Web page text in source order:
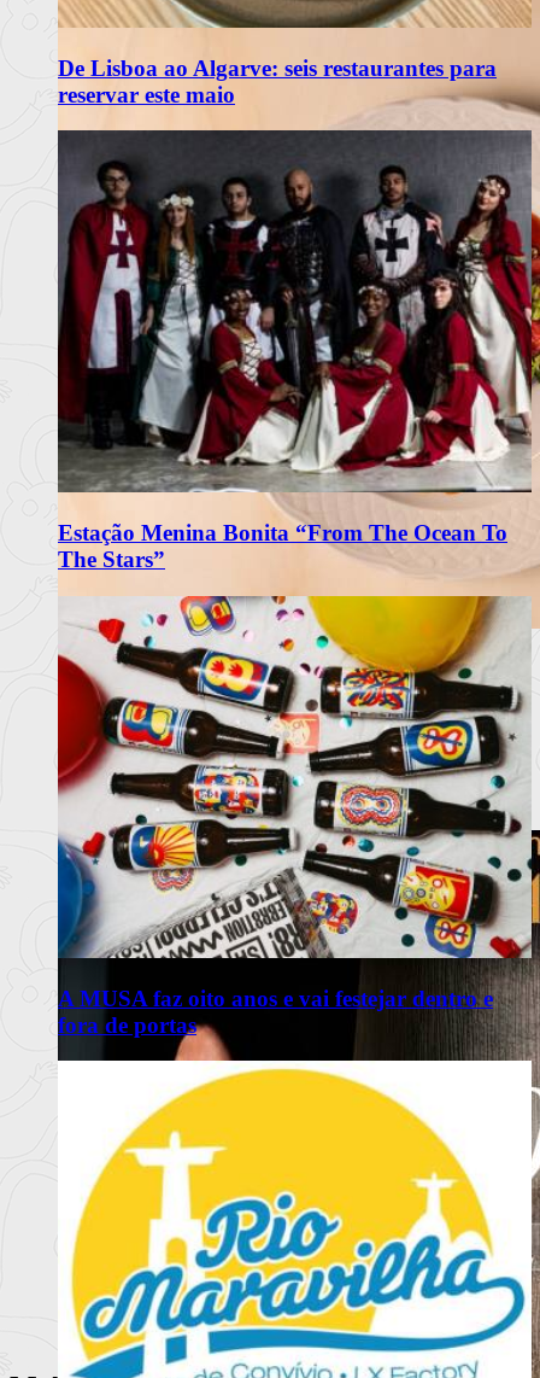
De Lisboa ao Algarve: seis restaurantes para
reservar este maio
Estação Menina Bonita “From The Ocean To
The Stars”
A MUSA faz oito anos e vai festejar dentro e
fora de portas
Matriarca Renova Carta de Verão
com Frescura e Sabores Portugueses
O restaurante Matriarca, no Porto, apresenta a sua nova carta
de verão 2
Ler mais+